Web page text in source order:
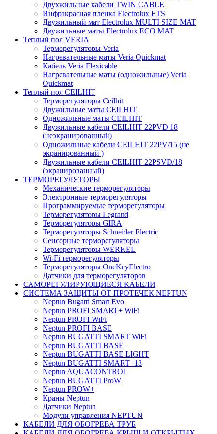
Двухжильные кабели TWIN CABLE
Инфракрасная пленка Electrolux ETS
Двужильный мат Electrolux MULTI SIZE MAT
Двужильные маты Electrolux ECO MAT
Теплый пол VERIA
Терморегуляторы Veria
Нагревательные маты Veria Quickmat
Кабель Veria Flexicable
Нагревательные маты (одножильные) Veria
Quickmat
Теплый пол CEILHIT
Терморегуляторы Ceilhit
Двужильные маты CEILHIT
Одножильные маты CEILHIT
Двужильные кабели CEILHIT 22PVD 18
(неэкранированный)
Одножильные кабели CEILHIT 22PV/15 (не
экранированный )
Двужильные кабели CEILHIT 22PSVD/18
(экранированный)
ТЕРМОРЕГУЛЯТОРЫ
Механические терморегуляторы
Электронные терморегуляторы
Программируемые терморегуляторы
Терморегуляторы Legrand
Терморегуляторы GIRA
Терморегуляторы Schneider Electric
Сенсорные терморегуляторы
Терморегуляторы WERKEL
Wi-Fi терморегуляторы
Терморегуляторы OneKeyElectro
Датчики для терморегуляторов
САМОРЕГУЛИРУЮЩИЕСЯ КАБЕЛИ
СИСТЕМА ЗАЩИТЫ ОТ ПРОТЕЧЕК NEPTUN
Neptun Bugatti Smart Evo
Neptun PROFI SMART+ WiFi
Neptun PROFI WiFi
Neptun PROFI BASE
Neptun BUGATTI SMART WiFi
Neptun BUGATTI BASE
Neptun BUGATTI BASE LIGHT
Neptun BUGATTI SMART+18
Neptun AQUACONTROL
Neptun BUGATTI ProW
Neptun PROW+
Краны Neptun
Датчики Neptun
Модули управления NEPTUN
КАБЕЛИ ДЛЯ ОБОГРЕВА ТРУБ